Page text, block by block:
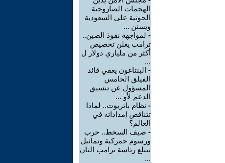
الهجمات الصاروخية
الحوثية على السعودية
ويستن ...
- لمواجهة نفوذ الصين..
ترامب يعلن تخصيص
أكثر من ملياري دولار ل
...
- البنتاغون يعفي قائد
الفيلق الخامس
المسؤول عن تنسيق
الدعم لأو ...
- نظام باتريوت.. لماذا
تتناقص إمداداته في
العالم؟
- صيف السخط.. حرب
ورسوم جمركية وتماثيل
تبتلع رئاسة ترامب الثان
...